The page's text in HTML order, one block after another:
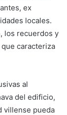
ex
locales.
los recuerdos y
caracteriza
al
del edificio,
villense pueda